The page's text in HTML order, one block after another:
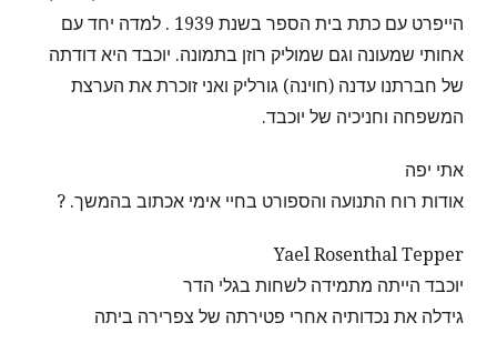
הייפרט עם כתת בית הספר בשנת 1939 . למדה יחד עם
אחותי שמעונה וגם שמוליק רוזן בתמונה. יוכבד היא דודתה
של חברתנו עדנה (חוינה) גורליק ואני זוכרת את הערצת
המשפחה וחניכיה של יוכבד.
אתי יפה
אודות רוח התנועה והספורט בחיי אימי אכתוב בהמשך. ?
Yael Rosenthal Tepper
יוכבד הייתה מתמידה לשחות בגלי הדר
גידלה את נכדותיה אחרי פטירתה של צפרירה ביתה